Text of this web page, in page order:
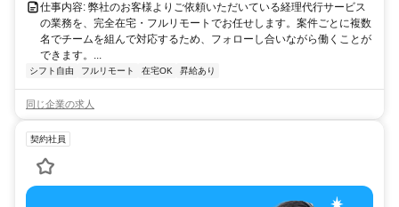
仕事内容: 弊社のお客様よりご依頼いただいている経理代行サービス
の業務を、完全在宅・フルリモートでお任せします。案件ごとに複数
名でチームを組んで対応するため、フォローし合いながら働くことが
できます。...
シフト自由 フルリモート 在宅OK 昇給あり
同じ企業の求人
契約社員